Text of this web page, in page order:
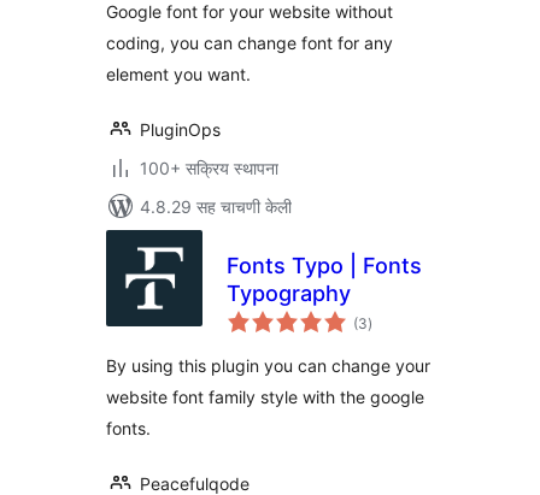
Google font for your website without
coding, you can change font for any
element you want.
PluginOps
100+ सक्रिय स्थापना
4.8.29 सह चाचणी केली
Fonts Typo | Fonts
Typography
(3एकूण
मूल्यांकन
)
By using this plugin you can change your
website font family style with the google
fonts.
Peacefulqode